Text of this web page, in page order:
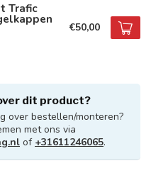
Trafic
€50,00
dit product?
over bestellen/monteren?
met ons via
of +31611246065.